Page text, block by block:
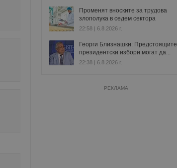
Променят вноските за трудова
злополука в седем сектора
22:58 | 6.8.2026 г.
Георги Близнашки: Предстоящите
президентски избори могат да...
22:38 | 6.8.2026 г.
РЕКЛАМА